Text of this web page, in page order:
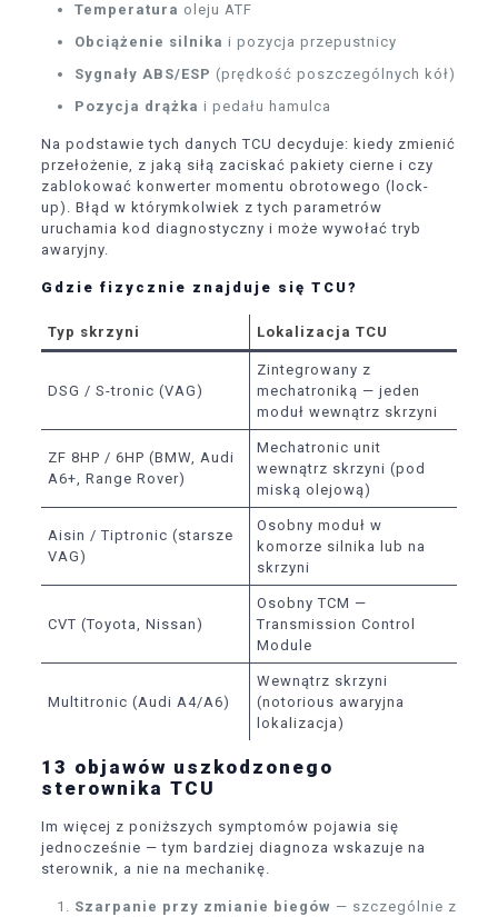
Temperatura oleju ATF
Obciążenie silnika i pozycja przepustnicy
Sygnały ABS/ESP (prędkość poszczególnych kół)
Pozycja drążka i pedału hamulca
Na podstawie tych danych TCU decyduje: kiedy zmienić
przełożenie, z jaką siłą zaciskać pakiety cierne i czy
zablokować konwerter momentu obrotowego (lock-
up). Błąd w którymkolwiek z tych parametrów
uruchamia kod diagnostyczny i może wywołać tryb
awaryjny.
Gdzie fizycznie znajduje się TCU?
Typ skrzyni Lokalizacja TCU
DSG / S-tronic (VAG)
Zintegrowany z
mechatroniką — jeden
moduł wewnątrz skrzyni
ZF 8HP / 6HP (BMW, Audi
A6+, Range Rover)
Mechatronic unit
wewnątrz skrzyni (pod
miską olejową)
Aisin / Tiptronic (starsze
VAG)
Osobny moduł w
komorze silnika lub na
skrzyni
CVT (Toyota, Nissan)
Osobny TCM —
Transmission Control
Module
Multitronic (Audi A4/A6)
Wewnątrz skrzyni
(notorious awaryjna
lokalizacja)
13 objawów uszkodzonego
sterownika TCU
Im więcej z poniższych symptomów pojawia się
jednocześnie — tym bardziej diagnoza wskazuje na
sterownik, a nie na mechanikę.
Szarpanie przy zmianie biegów — szczególnie z